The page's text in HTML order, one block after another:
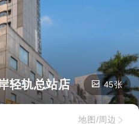
轻轨总站店 45张
地图/周边